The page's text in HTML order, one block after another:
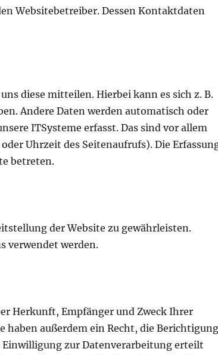
Websitebetreiber. Dessen Kontaktdaten
diese mitteilen. Hierbei kann es sich z. B.
Andere Daten werden automatisch oder
ITSysteme erfasst. Das sind vor allem
Uhrzeit des Seitenaufrufs). Die
betreten.
der Website zu gewährleisten.
verwendet werden.
Herkunft, Empfänger und Zweck Ihrer
haben außerdem ein Recht, die
Einwilligung zur Datenverarbeitung erteilt